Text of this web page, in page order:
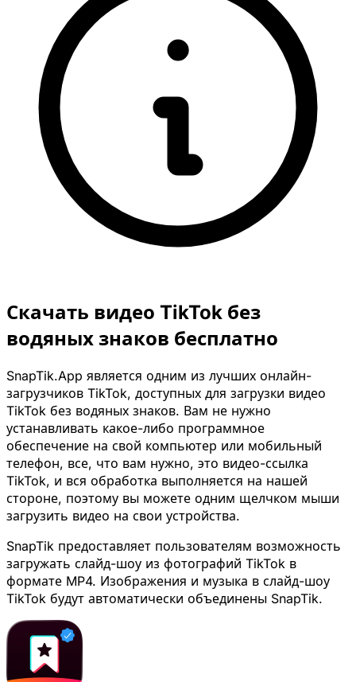
Скачать видео TikTok без
водяных знаков бесплатно
SnapTik.App является одним из лучших онлайн-
загрузчиков TikTok, доступных для загрузки видео
TikTok без водяных знаков. Вам не нужно
устанавливать какое-либо программное
обеспечение на свой компьютер или мобильный
телефон, все, что вам нужно, это видео-ссылка
TikTok, и вся обработка выполняется на нашей
стороне, поэтому вы можете одним щелчком мыши
загрузить видео на свои устройства.
SnapTik предоставляет пользователям возможность
загружать слайд-шоу из фотографий TikTok в
формате MP4. Изображения и музыка в слайд-шоу
TikTok будут автоматически объединены SnapTik.